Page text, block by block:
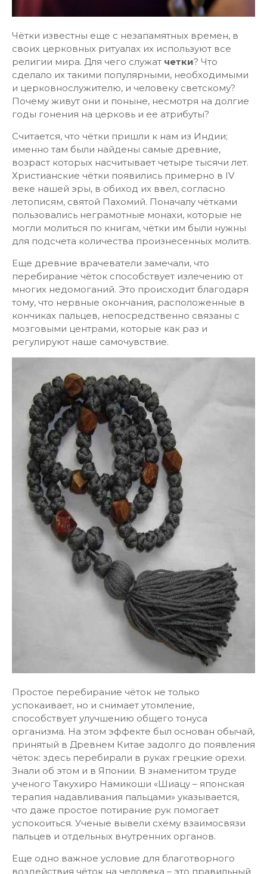
Чётки известны еще с незапамятных времен, в
своих церковных ритуалах их используют все
религии мира. Для чего служат четки? Что
сделало их такими популярными, необходимыми
и церковнослужителю, и человеку светскому?
Почему живут они и поныне, несмотря на долгие
годы гонения на церковь и ее атрибуты?
Считается, что чётки пришли к нам из Индии;
именно там были найдены самые древние,
возраст которых насчитывает четыре тысячи лет.
Христианские чётки появились примерно в IV
веке нашей эры, в обиход их ввел, согласно
летописям, святой Пахомий. Поначалу чётками
пользовались неграмотные монахи, которые не
могли молиться по книгам, чётки им были нужны
для подсчета количества произнесенных молитв.
Еще древние врачеватели замечали, что
перебирание чёток способствует излечению от
многих недомоганий. Это происходит благодаря
тому, что нервные окончания, расположенные в
кончиках пальцев, непосредственно связаны с
мозговыми центрами, которые как раз и
регулируют наше самочувствие.
Простое перебирание чёток не только
успокаивает, но и снимает утомление,
способствует улучшению общего тонуса
организма. На этом эффекте был основан обычай,
принятый в Древнем Китае задолго до появления
чёток: здесь перебирали в руках грецкие орехи.
Знали об этом и в Японии. В знаменитом труде
ученого Такухиро Намикоши «Шиацу – японская
терапия надавливания пальцами» указывается,
что даже простое потирание рук помогает
успокоиться. Ученые вывели схему взаимосвязи
пальцев и отдельных внутренних органов.
Еще одно важное условие для благотворного
воздействия чёток на человека – это правильный